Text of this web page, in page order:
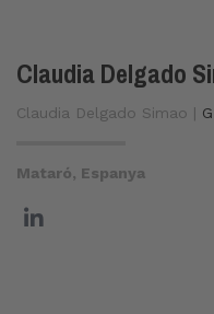
Claudia Delgado
Claudia Delgado Simao |
Mataró, Espanya